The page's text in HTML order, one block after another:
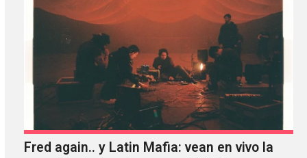
Fred again.. y Latin Mafia: vean en vivo la